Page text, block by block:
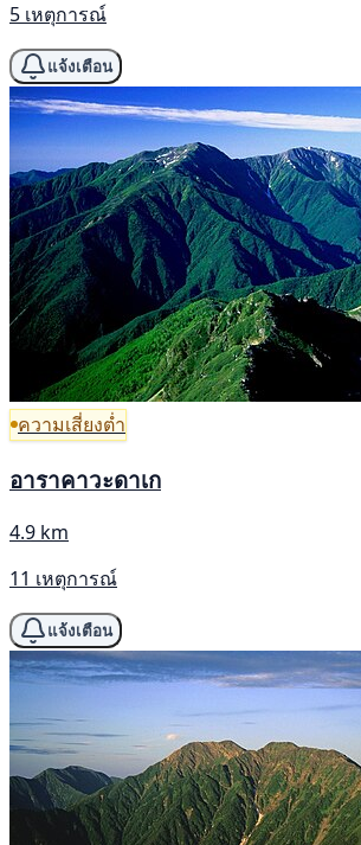
5 เหตุการณ์
แจ้งเตือน
ความเสี่ยงต่ำ
อาราคาวะดาเก
4.9 km
11 เหตุการณ์
แจ้งเตือน